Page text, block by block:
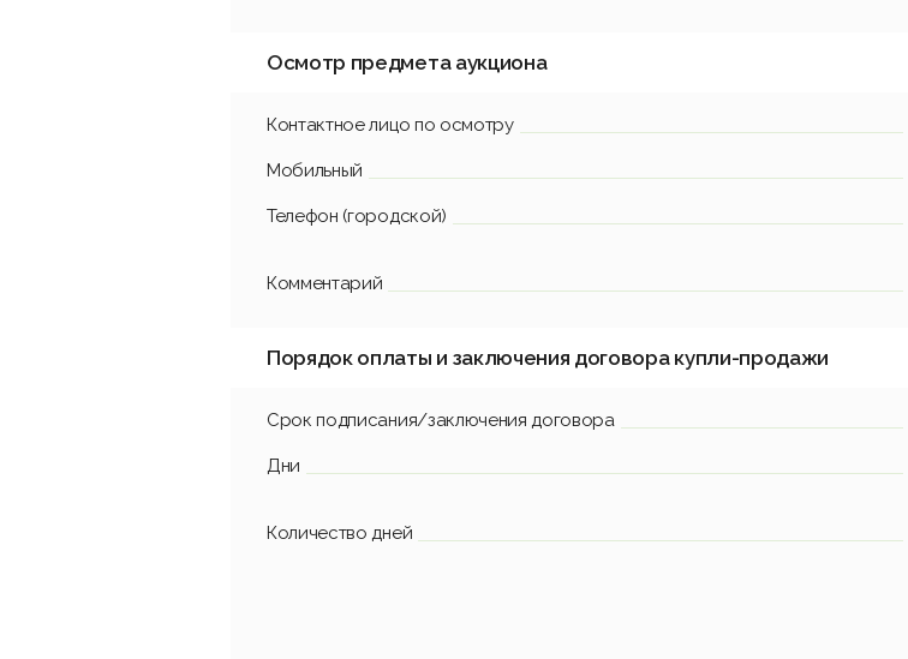
Осмотр предмета аукциона
Контактное лицо по осмотру
Мобильный
Телефон (городской)
Комментарий
Порядок оплаты и заключения договора купли-продажи
Срок подписания/заключения договора
Дни
Количество дней